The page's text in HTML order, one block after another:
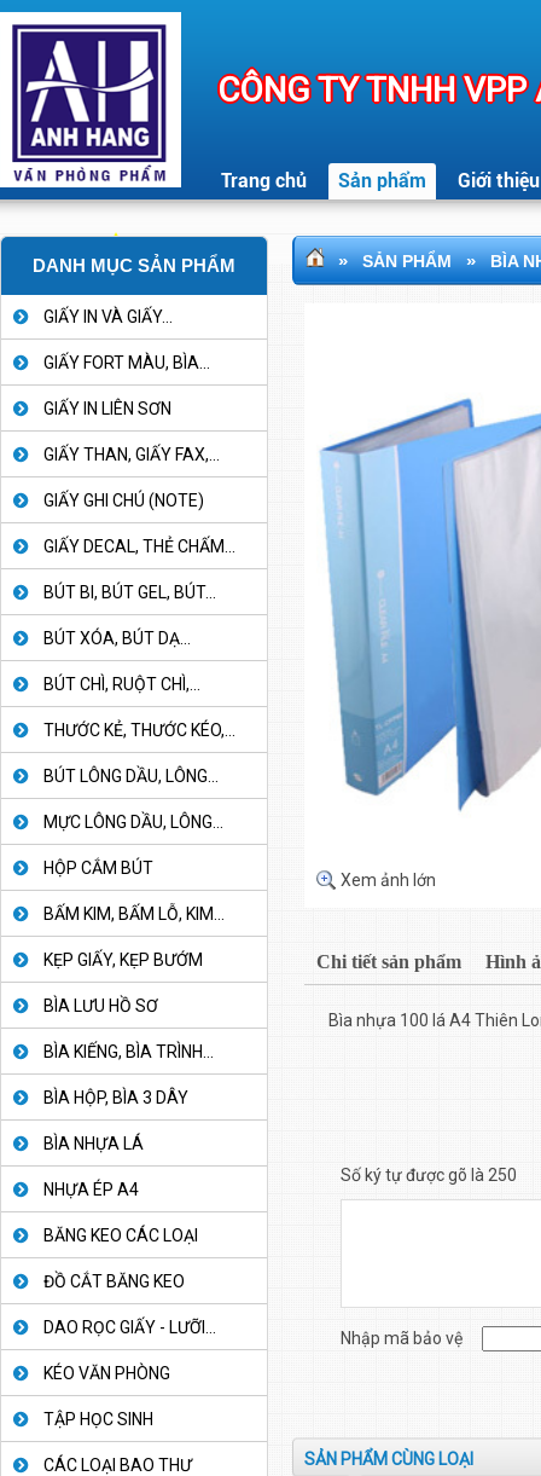
CÔNG TY TNHH
Trang chủ Sản phẩm Giới thiệu
DANH MỤC SẢN PHẨM
GIẤY IN VÀ GIẤY...
GIẤY FORT MÀU, BÌA...
GIẤY IN LIÊN SƠN
GIẤY THAN, GIẤY FAX,...
GIẤY GHI CHÚ (NOTE)
GIẤY DECAL, THẺ CHẤM...
BÚT BI, BÚT GEL, BÚT...
BÚT XÓA, BÚT DẠ...
BÚT CHÌ, RUỘT CHÌ,...
THƯỚC KẺ, THƯỚC KÉO,...
BÚT LÔNG DẦU, LÔNG...
MỰC LÔNG DẦU, LÔNG...
HỘP CẮM BÚT
BẤM KIM, BẤM LỖ, KIM...
KẸP GIẤY, KẸP BƯỚM
BÌA LƯU HỒ SƠ
BÌA KIẾNG, BÌA TRÌNH...
BÌA HỘP, BÌA 3 DÂY
BÌA NHỰA LÁ
NHỰA ÉP A4
BĂNG KEO CÁC LOẠI
ĐỒ CẮT BĂNG KEO
DAO RỌC GIẤY - LƯỠI...
KÉO VĂN PHÒNG
TẬP HỌC SINH
CÁC LOẠI BAO THƯ
» SẢN PHẨM » BÌA
Xem ảnh lớn
Chi tiết sản phẩm Hình
Bìa nhựa 100 lá A4 Thiên
Số ký tự được gõ là 250
Nhập mã bảo vệ
SẢN PHẨM CÙNG LOẠI